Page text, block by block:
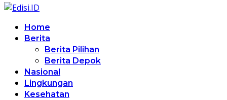
Home
Berita
Berita Pilihan
Berita Depok
Nasional
Lingkungan
Kesehatan